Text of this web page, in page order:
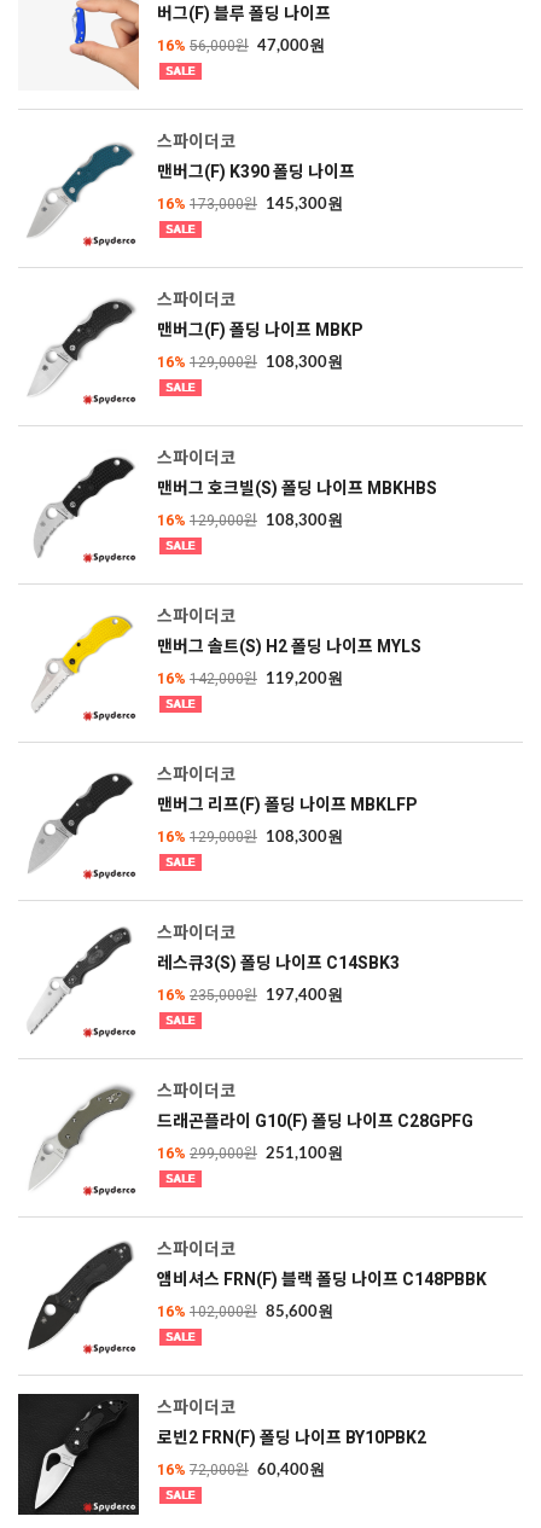
버그(F) 블루 폴딩 나이프
16% 56,000원 47,000원
스파이더코
맨버그(F) K390 폴딩 나이프
16% 173,000원 145,300원
스파이더코
맨버그(F) 폴딩 나이프 MBKP
16% 129,000원 108,300원
스파이더코
맨버그 호크빌(S) 폴딩 나이프 MBKHBS
16% 129,000원 108,300원
스파이더코
맨버그 솔트(S) H2 폴딩 나이프 MYLS
16% 142,000원 119,200원
스파이더코
맨버그 리프(F) 폴딩 나이프 MBKLFP
16% 129,000원 108,300원
스파이더코
레스큐3(S) 폴딩 나이프 C14SBK3
16% 235,000원 197,400원
스파이더코
드래곤플라이 G10(F) 폴딩 나이프 C28GPFG
16% 299,000원 251,100원
스파이더코
앰비셔스 FRN(F) 블랙 폴딩 나이프 C148PBBK
16% 102,000원 85,600원
스파이더코
로빈2 FRN(F) 폴딩 나이프 BY10PBK2
16% 72,000원 60,400원